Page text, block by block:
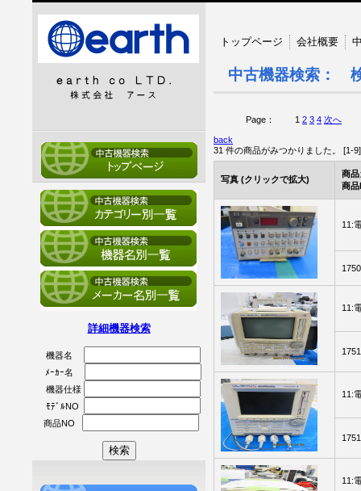
中古機器検索：
Page： 1 2 3 4 次へ
back
31 件の商品がみつかりました。 [1-
写真 (クリックで拡大)
商品
商
11:
11:
11:
11:
トップページ 会社概要
詳細機器検索
機器名
ﾒｰｶｰ名
機器仕様
ﾓﾃﾞﾙNO
商品NO